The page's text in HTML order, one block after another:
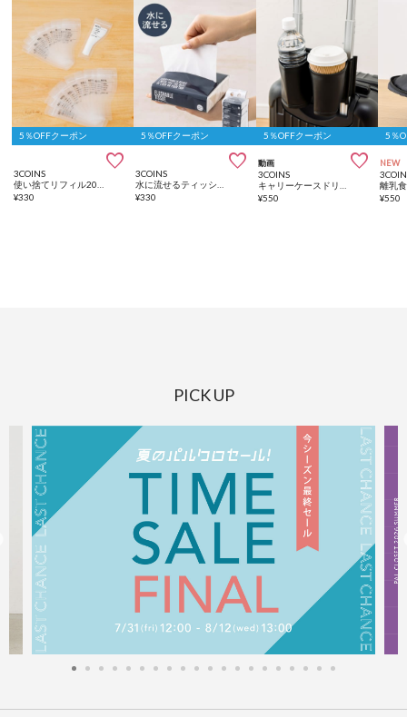
5％OFFクーポン

3COINS
¥330
5％OFFクーポン

3COINS
¥330
5％OFFクーポン
動画 
3COINS
¥550
5％
NEW
¥550
PICK UP